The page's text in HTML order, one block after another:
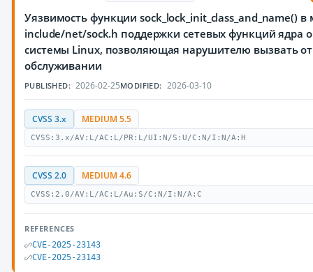
Уязвимость функции sock_lock_init_class_and_name() в
include/net/sock.h поддержки сетевых функций ядра
системы Linux, позволяющая нарушителю вызвать
обслуживании
PUBLISHED: 2026-02-25MODIFIED: 2026-03-10
CVSS 3.x MEDIUM 5.5
CVSS:3.x/AV:L/AC:L/PR:L/UI:N/S:U/C:N/I:N/A:H
CVSS 2.0 MEDIUM 4.6
CVSS:2.0/AV:L/AC:L/Au:S/C:N/I:N/A:C
REFERENCES
CVE-2025-23143
CVE-2025-23143